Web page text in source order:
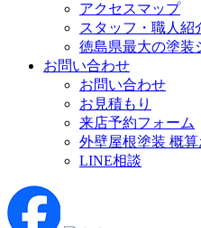
アクセスマップ
スタッフ・職人紹
徳島県最大の塗装
お問い合わせ
お問い合わせ
お見積もり
来店予約フォーム
外壁屋根塗装 概算
LINE相談